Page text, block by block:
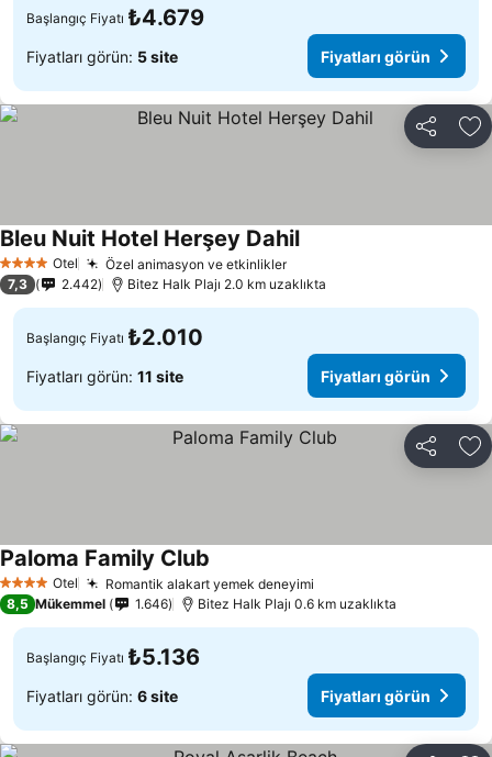
Başlangıç Fiyatı ₺4.679
Fiyatları görün: 5 site Fiyatları görün
Paylaş
4 Yıldız Otel Özel animasyon ve etkinlikler
Bleu Nuit Hotel Herşey Dahil
7,3 2.442 Bitez Halk Plajı 2.0 km uzaklıkta
Başlangıç Fiyatı ₺2.010
Fiyatları görün: 11 site Fiyatları görün
Paylaş
4 Yıldız Otel Romantik alakart yemek deneyimi
Paloma Family Club
8,5 Mükemmel 1.646 Bitez Halk Plajı 0.6 km uzaklıkta
Başlangıç Fiyatı ₺5.136
Fiyatları görün: 6 site Fiyatları görün